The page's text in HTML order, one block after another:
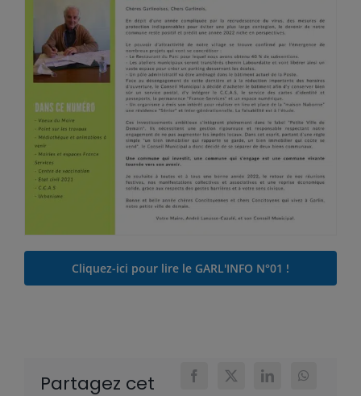
Cliquez-ici pour lire le GARL'INFO N°01 !
Partagez cet